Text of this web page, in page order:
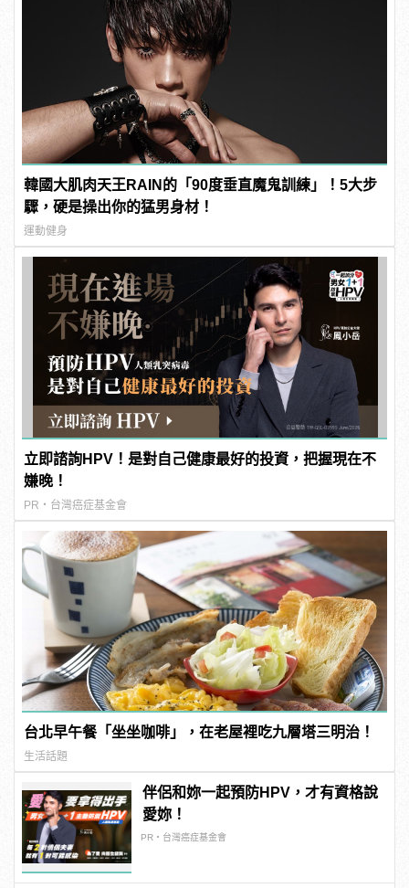
韓國大肌肉天王RAIN的「90度垂直魔鬼訓練」！5大步
驟，硬是操出你的猛男身材！
運動健身
立即諮詢HPV！是對自己健康最好的投資，把握現在不
嫌晚！
PR・台灣癌症基金會
台北早午餐「坐坐咖啡」，在老屋裡吃九層塔三明治！
生活話題
伴侶和妳一起預防HPV，才有資格說
愛妳！
PR・台灣癌症基金會